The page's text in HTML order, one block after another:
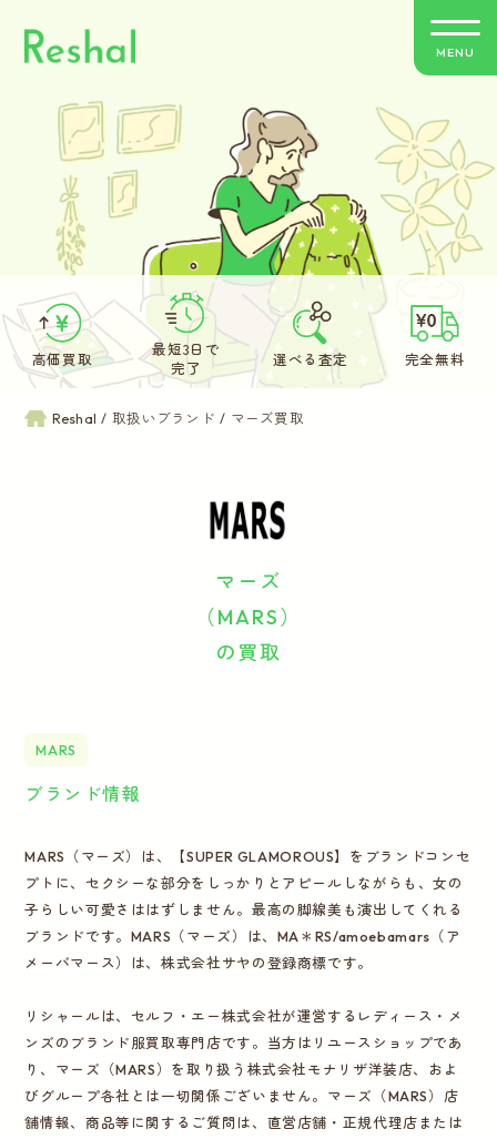
リシャールの特徴
買取方法のご案内
取扱いブランド
よくあるご質問
お客さまの声
運営会社
MENU
高価買取
最短3日で
完了
選べる査定 完全無料
Reshal 取扱いブランド マーズ買取
マーズ
（MARS）
の買取
MARS
ブランド情報
MARS（マーズ）は、【SUPER GLAMOROUS】をブランドコンセ
プトに、セクシーな部分をしっかりとアピールしながらも、女の
子らしい可愛さははずしません。最高の脚線美も演出してくれる
ブランドです。MARS（マーズ）は、MA＊RS/amoebamars（ア
メーバマース）は、株式会社サヤの登録商標です。
リシャールは、セルフ・エー株式会社が運営するレディース・メ
ンズのブランド服買取専門店です。当方はリユースショップであ
り、マーズ（MARS）を取り扱う株式会社モナリザ洋装店、およ
びグループ各社とは一切関係ございません。マーズ（MARS）店
舗情報、商品等に関するご質問は、直営店舗・正規代理店または